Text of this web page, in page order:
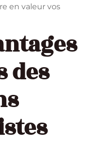
en valeur vos
des